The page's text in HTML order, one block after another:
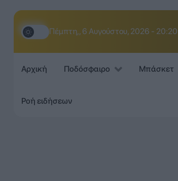
Πέμπτη,, 6 Αυγούστου, 2026 - 20:20
Αρχική Ποδόσφαιρο Μπάσκετ
Ροή ειδήσεων